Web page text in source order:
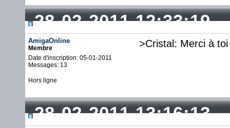
28-02-2011 12:33:19
AmigaOnline
Membre
Date d'inscription: 05-01-2011
Messages: 13
>Cristal: Merci à
Hors ligne
28-02-2011 13:16:13